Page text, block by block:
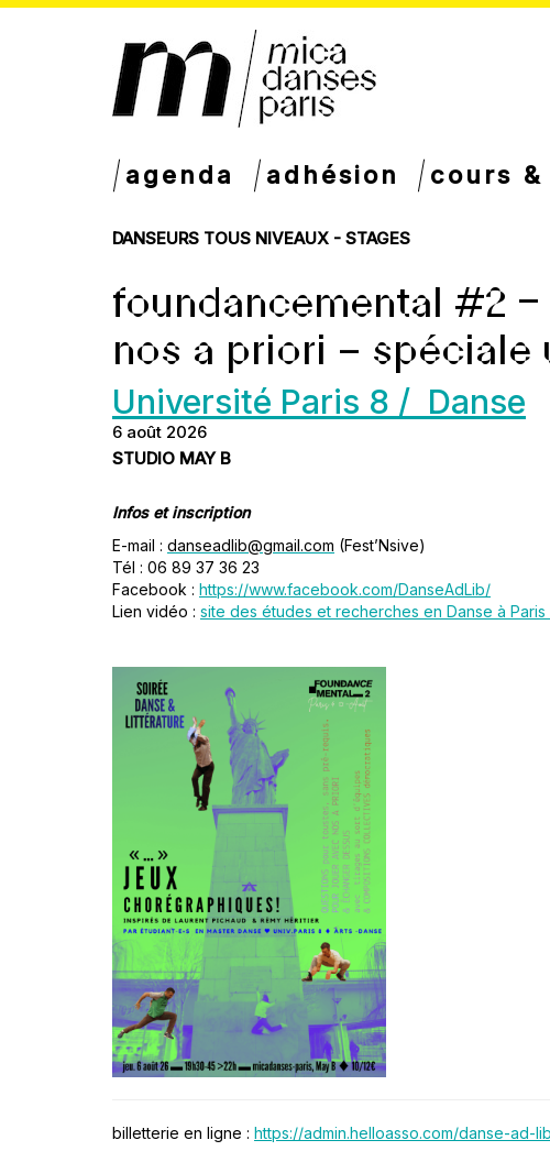
agenda adhésion cours
DANSEURS TOUS NIVEAUX - STAGES
foundancemental #2
nos a priori – spéciale
Université Paris 8 / Danse
6 août 2026
STUDIO MAY B
Infos et inscription
E-mail : danseadlib@gmail.com (Fest’Nsive)
Tél : 06 89 37 36 23
Facebook : https://www.facebook.com/DanseAdLib/
Lien vidéo : site des études et recherches en Danse à Paris
billetterie en ligne : https://admin.helloasso.com/danse-ad-